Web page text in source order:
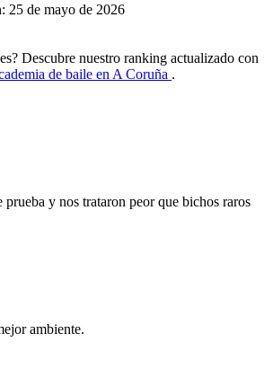
25 de mayo de 2026
Descubre nuestro ranking actualizado con
de baile en A Coruña .
prueba y nos trataron peor que bichos raros
ambiente.